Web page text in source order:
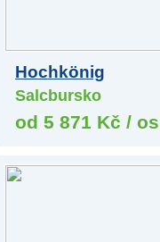
Hochkönig
Salcbursko
od 5 871 Kč /